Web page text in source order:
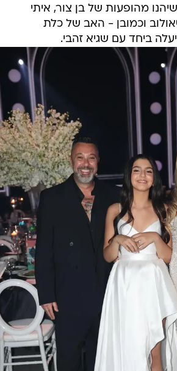
שיהנו מהופעות של בן צור, איתי
וכמובן - האב של כלת
ביחד עם שגיא זהבי.